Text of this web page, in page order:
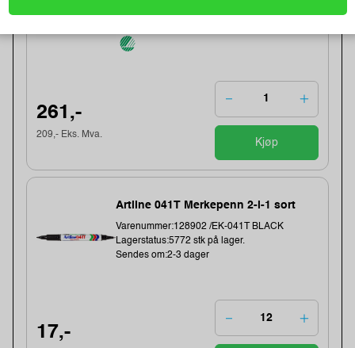
261,-
209,- Eks. Mva.
Kjøp
Artline 041T Merkepenn 2-i-1 sort
Varenummer:128902 /EK-041T BLACK
Lagerstatus:5772 stk på lager.
Sendes om:2-3 dager
17,-